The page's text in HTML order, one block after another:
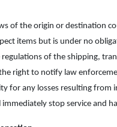
of the origin or destination
items but is under no
of the shipping,
right to notify law
for any losses resulting
stop service and